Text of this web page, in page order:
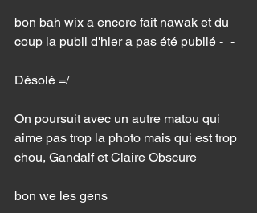
bon bah wix a encore fait nawak et du
coup la publi d'hier a pas été publié -_-
Désolé =/
On poursuit avec un autre matou qui
aime pas trop la photo mais qui est trop
chou, Gandalf et Claire Obscure
bon we les gens